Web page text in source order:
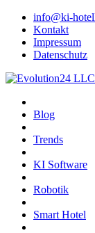
info@ki-
Kontakt
Impressum
Datenschutz
Blog
Trends
KI Software
Robotik
Smart Hotel